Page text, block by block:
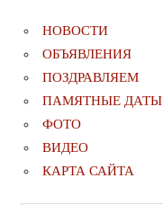
НОВОСТИ
ОБЪЯВЛЕНИЯ
ПОЗДРАВЛЯЕМ
ПАМЯТНЫЕ ДАТЫ
ФОТО
ВИДЕО
КАРТА САЙТА